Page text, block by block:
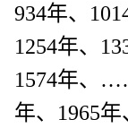
934年、
1254年、
1574年、
年、1965年